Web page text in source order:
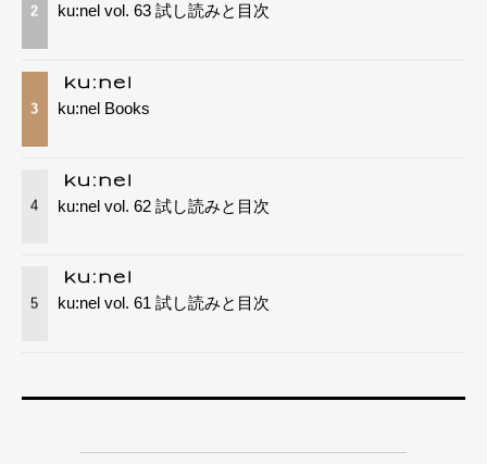
2 ku:nel vol. 63 試し読みと目次
3 ku:nel Books
4 ku:nel vol. 62 試し読みと目次
5 ku:nel vol. 61 試し読みと目次